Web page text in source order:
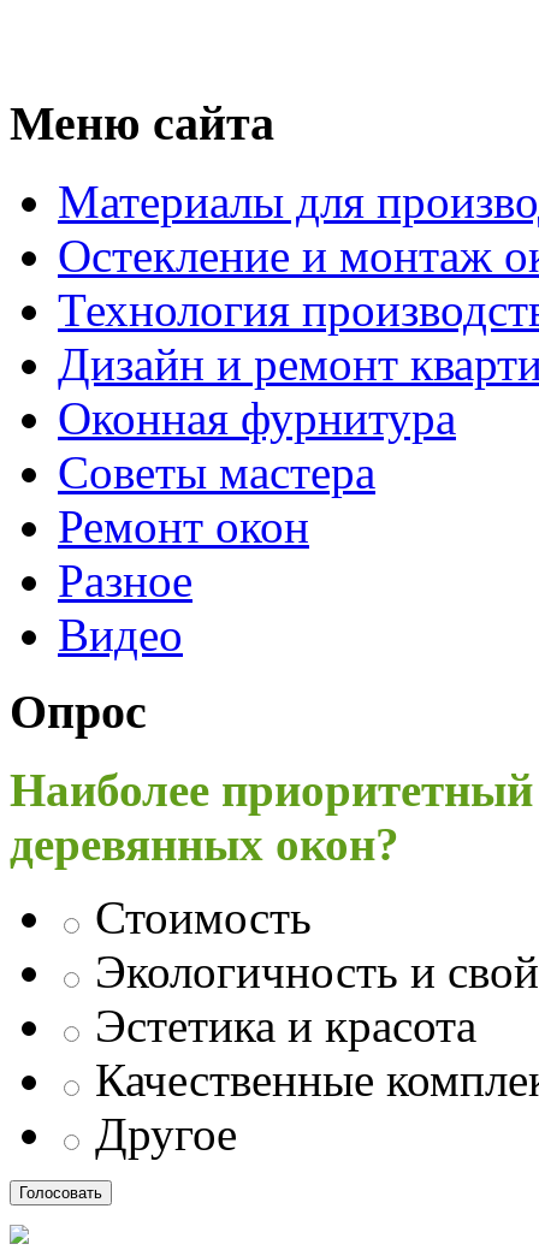
Меню сайта
Материалы для
Остекление и монтаж
Технология
Дизайн и ремонт
Оконная фурнитура
Советы мастера
Ремонт окон
Разное
Видео
Опрос
Наиболее
деревянных окон?
Стоимость
Экологичность и
Эстетика и красота
Качественные
Другое